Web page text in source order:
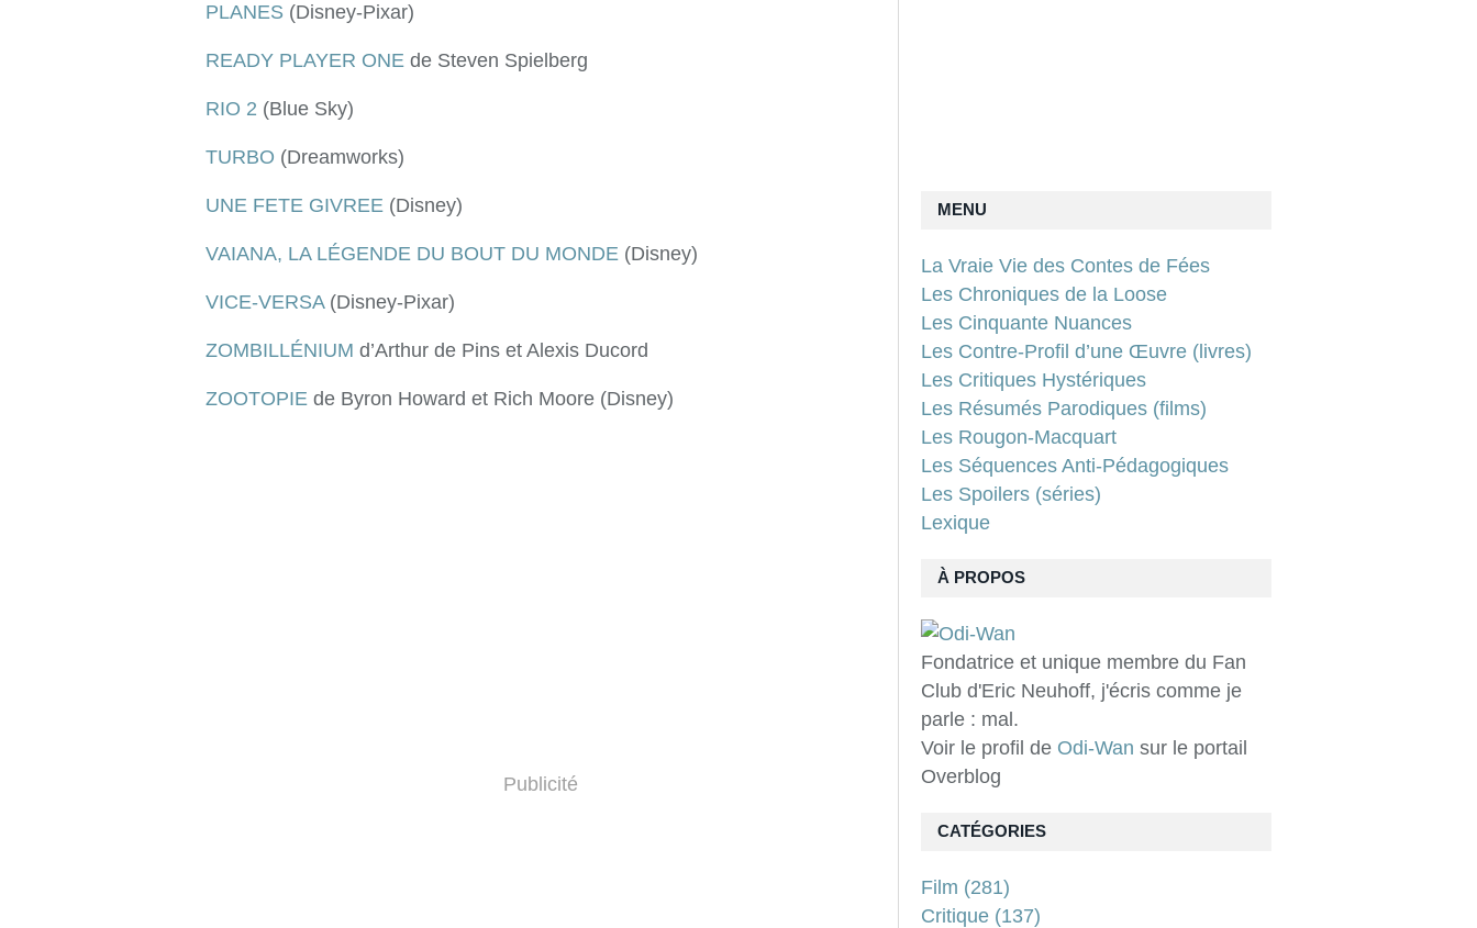
PLANES (Disney-Pixar)
READY PLAYER ONE de Steven Spielberg
RIO 2 (Blue Sky)
TURBO (Dreamworks)
UNE FETE GIVREE (Disney)
VAIANA, LA LÉGENDE DU BOUT DU MONDE (Disney)
VICE-VERSA(Disney-Pixar)
ZOMBILLÉNIUM d’Arthur de Pins et Alexis Ducord
ZOOTOPIE de Byron Howard et Rich Moore (Disney)
Publicité
À PROPOS
Fondatrice et unique membre du Fan
Club d'Eric Neuhoff, j'écris comme je
parle : mal.
Voir le profil de Odi-Wan sur le portail
Overblog
MENU
La Vraie Vie des Contes de Fées
Les Chroniques de la Loose
Les Cinquante Nuances
Les Contre-Profil d’une Œuvre (livres)
Les Critiques Hystériques
Les Résumés Parodiques (films)
Les Rougon-Macquart
Les Séquences Anti-Pédagogiques
Les Spoilers (séries)
Lexique
CATÉGORIES
Film (281)
Critique (137)